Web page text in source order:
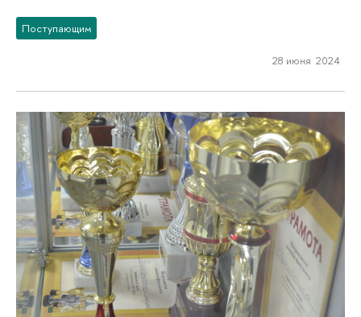
Поступающим
28 июня 2024